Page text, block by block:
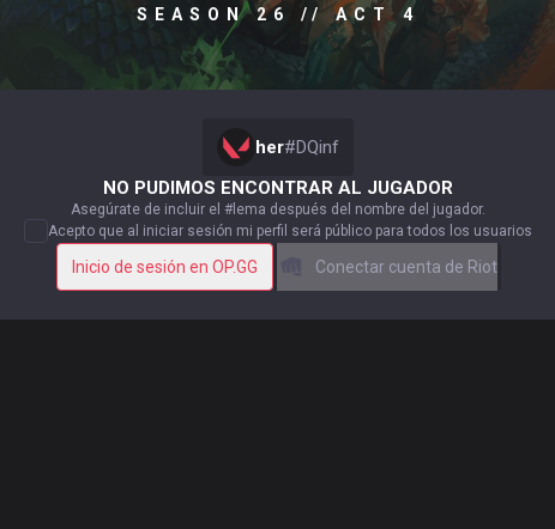
SEASON 26 // ACT 4
her#DQinf
NO PUDIMOS ENCONTRAR AL JUGADOR
Asegúrate de incluir el #lema después del nombre del jugador.
Acepto que al iniciar sesión mi perfil será público para todos los usuarios
Inicio de sesión en OP.GG Conectar cuenta de Riot